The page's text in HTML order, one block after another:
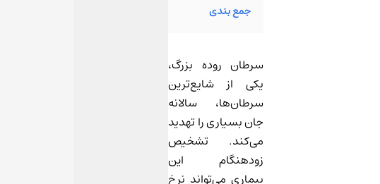
جمع بندی
سرطان روده بزرگ،
یکی از شایع‌ترین
سرطان‌ها، سالانه
جان بسیاری را تهدید
می‌کند. تشخیص
زودهنگام این
بیماری می‌تواند نرخ